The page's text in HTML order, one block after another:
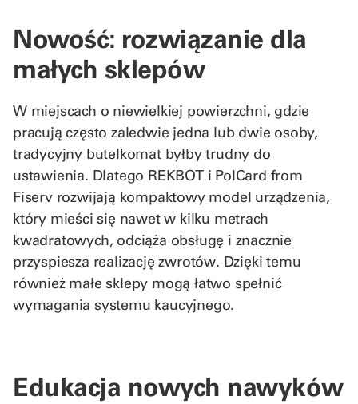
Nowość: rozwiązanie dla
małych sklepów
W miejscach o niewielkiej powierzchni, gdzie
pracują często zaledwie jedna lub dwie osoby,
tradycyjny butelkomat byłby trudny do
ustawienia. Dlatego REKBOT i PolCard from
Fiserv rozwijają kompaktowy model urządzenia,
który mieści się nawet w kilku metrach
kwadratowych, odciąża obsługę i znacznie
przyspiesza realizację zwrotów. Dzięki temu
również małe sklepy mogą łatwo spełnić
wymagania systemu kaucyjnego.
Edukacja nowych nawyków